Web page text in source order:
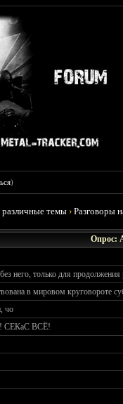
)
различные темы ›Разговоры
Опрос:
него, только для продолжения
в мировом круговороте
чо
ВСЁ!